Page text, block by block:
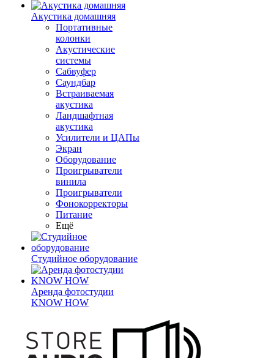
Акустика домашняя
Портативные
колонки
Акустические
системы
Сабвуфер
Саундбар
Встраиваемая
акустика
Ландшафтная
акустика
Усилители и ЦАПы
Экран
Оборудование
Проигрыватели
винила
Проигрыватели
Фонокорректоры
Питание
Ещё
Студийное оборудование
Аренда фотостудии
KNOW HOW